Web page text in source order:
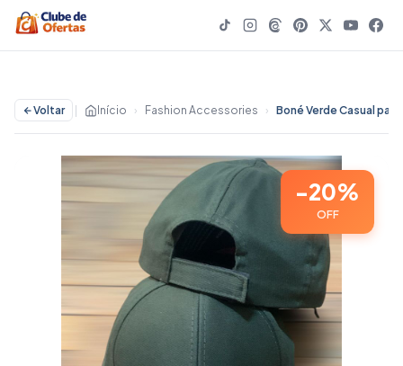
Voltar Início › Fashion Accessories ›
-20%
OFF